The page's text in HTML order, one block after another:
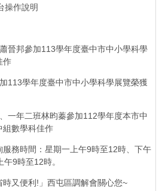
操作說明
晉邦參加113學年度臺中市中小學科學
作
113學年度臺中市中小學科學展覽榮獲
一年二班林昀蓁參加112學年度本市中
組數學科佳作
務時間：星期一上午9時至12時、下午
9時至12時。
時又便利!」西屯區調解會關心您~